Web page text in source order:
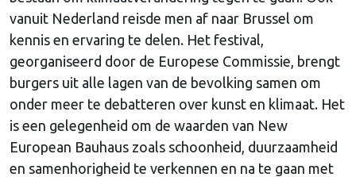
vanuit Nederland reisde men af naar Brussel om
kennis en ervaring te delen. Het festival,
georganiseerd door de Europese Commissie, brengt
burgers uit alle lagen van de bevolking samen om
onder meer te debatteren over kunst en klimaat. Het
is een gelegenheid om de waarden van New
European Bauhaus zoals schoonheid, duurzaamheid
en samenhorigheid te verkennen en na te gaan met